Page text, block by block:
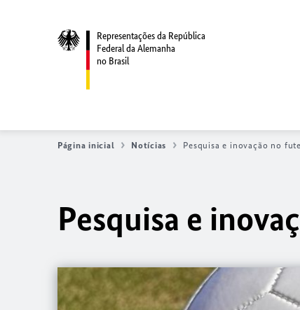
Representações da República
Federal da Alemanha
no Brasil
Página inicial Notícias Pesquisa e inovação no
Pesquisa e